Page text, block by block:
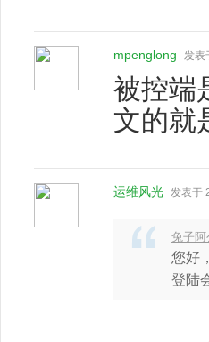
mpenglong 发表
被控端
文的就
运维风光 发表于
兔子阿
您好
登陆